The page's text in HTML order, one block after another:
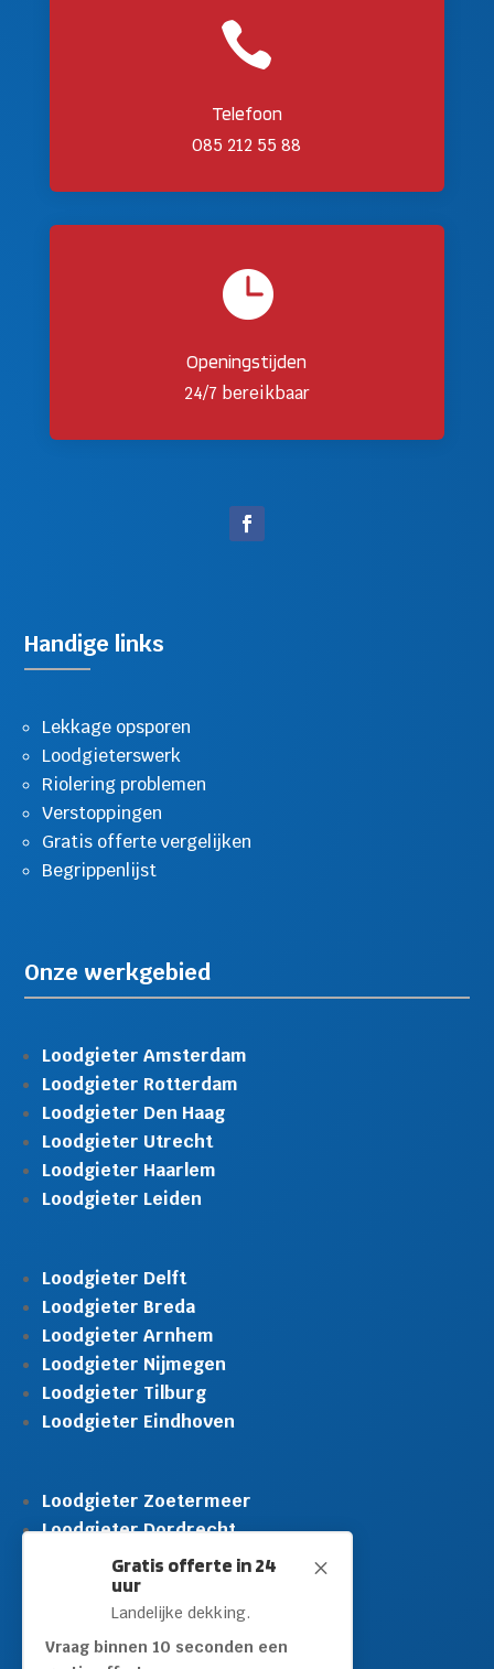

Telefoon
085 212 55 88

Openingstijden
24/7 bereikbaar
M
Gratis offerte in 24
uur
Landelijke dekking.
Vraag binnen 10 seconden een
Handige links
Lekkage opsporen
Loodgieterswerk
Riolering problemen
Verstoppingen
Gratis offerte vergelijken
Begrippenlijst
Onze werkgebied
Loodgieter Amsterdam
Loodgieter Rotterdam
Loodgieter Den Haag
Loodgieter Utrecht
Loodgieter Haarlem
Loodgieter Leiden
Loodgieter Delft
Loodgieter Breda
Loodgieter Arnhem
Loodgieter Nijmegen
Loodgieter Tilburg
Loodgieter Eindhoven
Loodgieter Zoetermeer
Loodgieter Dordrecht
Loodgieter Rijswijk
Loodgieter Schiedam
Loodgieter Leidschendam
Loodgieter Hilversum